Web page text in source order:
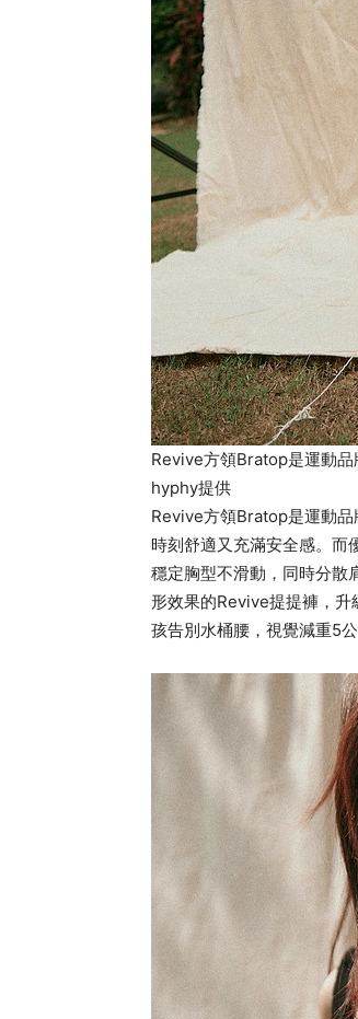
Revive方領Bratop是運動
hyphy提供
Revive方領Bratop是運動
時刻舒適又充滿安全感。而
穩定胸型不滑動，同時分散
形效果的Revive提提褲，升
孩告別水桶腰，視覺減重5公